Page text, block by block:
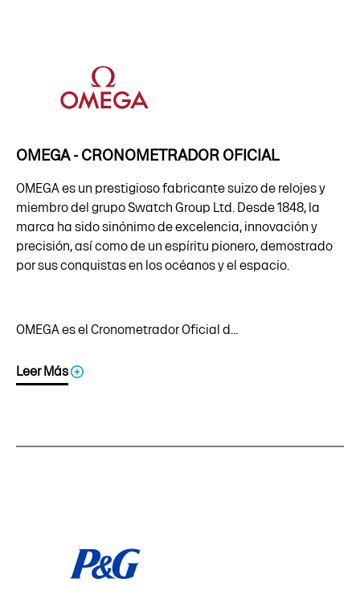
OMEGA - CRONOMETRADOR OFICIAL
OMEGA es un prestigioso fabricante suizo de relojes y
miembro del grupo Swatch Group Ltd. Desde 1848, la
marca ha sido sinónimo de excelencia, innovación y
precisión, así como de un espíritu pionero, demostrado
por sus conquistas en los océanos y el espacio.
OMEGA es el Cronometrador Oficial d...
Leer Más